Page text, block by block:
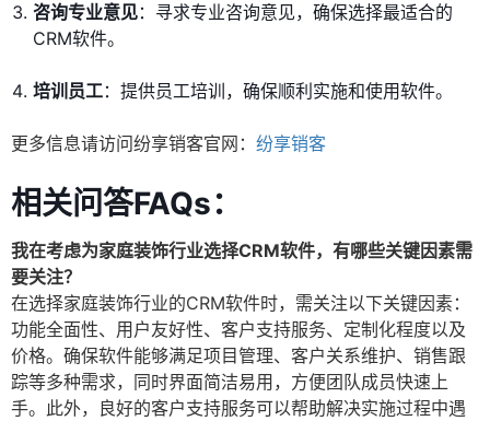
咨询专业意见：寻求专业咨询意见，确保选择最适合的
CRM软件。
培训员工：提供员工培训，确保顺利实施和使用软件。
更多信息请访问纷享销客官网： 纷享销客
相关问答FAQs：
我在考虑为家庭装饰行业选择CRM软件，有哪些关键因素需
要关注？
在选择家庭装饰行业的CRM软件时，需关注以下关键因素：
功能全面性、用户友好性、客户支持服务、定制化程度以及
价格。确保软件能够满足项目管理、客户关系维护、销售跟
踪等多种需求，同时界面简洁易用，方便团队成员快速上
手。此外，良好的客户支持服务可以帮助解决实施过程中遇